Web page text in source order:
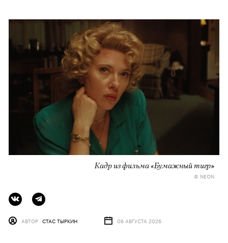
Кадр из фильма «Бумажный тигр»
© NEON
АВТОР СТАС ТЫРКИН 06 АВГУСТА 2026